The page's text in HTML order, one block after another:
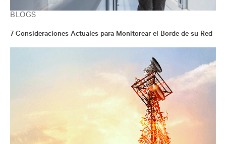
BLOGS
7 Consideraciones Actuales para Monitorear el Borde de su Red